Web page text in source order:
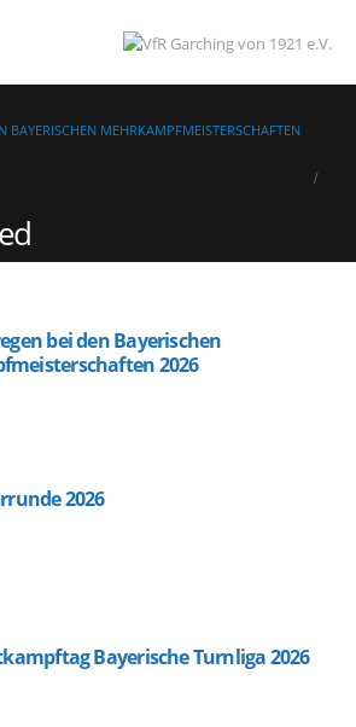
BAYERISCHEN MEHRKAMPFMEISTERSCHAFTEN
bei den Bayerischen
2026
2026
Bayerische Turnliga 2026